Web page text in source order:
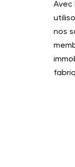
Avec
nos